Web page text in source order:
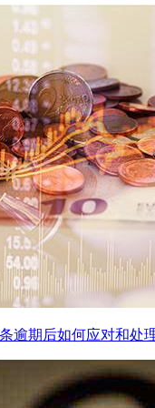
逾期后如何应对和处